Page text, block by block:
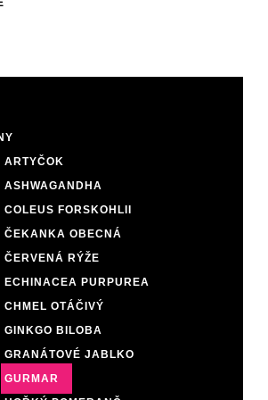
ARTYČOK
ASHWAGANDHA
COLEUS FORSKOHLII
ČEKANKA OBECNÁ
ČERVENÁ RÝŽE
ECHINACEA PURPUREA
CHMEL OTÁČIVÝ
GINKGO BILOBA
GRANÁTOVÉ JABLKO
GURMAR